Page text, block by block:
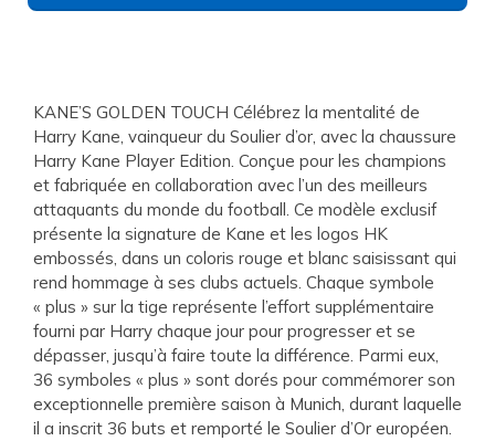
KANE’S GOLDEN TOUCH Célébrez la mentalité de
Harry Kane, vainqueur du Soulier d’or, avec la chaussure
Harry Kane Player Edition. Conçue pour les champions
et fabriquée en collaboration avec l’un des meilleurs
attaquants du monde du football. Ce modèle exclusif
présente la signature de Kane et les logos HK
embossés, dans un coloris rouge et blanc saisissant qui
rend hommage à ses clubs actuels. Chaque symbole
« plus » sur la tige représente l’effort supplémentaire
fourni par Harry chaque jour pour progresser et se
dépasser, jusqu’à faire toute la différence. Parmi eux,
36 symboles « plus » sont dorés pour commémorer son
exceptionnelle première saison à Munich, durant laquelle
il a inscrit 36 buts et remporté le Soulier d’Or européen.